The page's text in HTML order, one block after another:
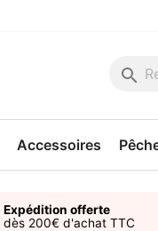
search
Accessoires
Expédition offerte
dès 200€ d'achat TTC